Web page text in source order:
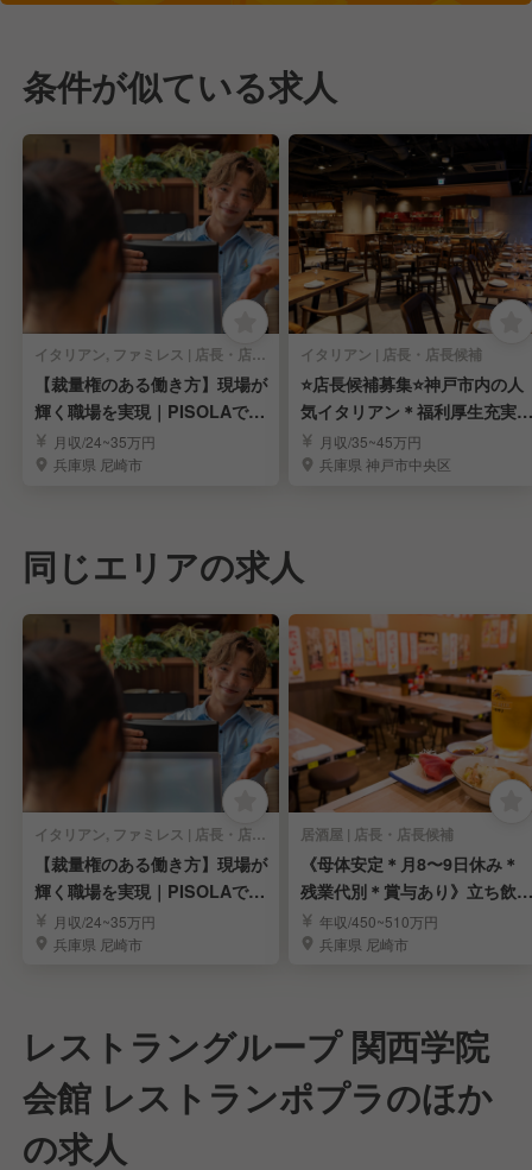
条件が似ている求人
イタリアン, ファミレス | 店長・店長候補
【裁量権のある働き方】現場が
輝く職場を実現｜PISOLAで店
長候補募集
月収/24~35万円
兵庫県 尼崎市
イタリアン | 店長・店長候補
⭐️店長候補募集⭐️神戸市内の人
気イタリアン＊福利厚生充実＊
豊富なキャリア
月収/35~45万円
兵庫県 神戸市中央区
同じエリアの求人
イタリアン, ファミレス | 店長・店長候補
【裁量権のある働き方】現場が
輝く職場を実現｜PISOLAで店
長候補募集
月収/24~35万円
兵庫県 尼崎市
居酒屋 | 店長・店長候補
《母体安定＊月8〜9日休み＊
残業代別＊賞与あり》立ち飲み
居酒屋「晩杯屋」
年収/450~510万円
兵庫県 尼崎市
レストラングループ 関西学院
会館 レストランポプラのほか
の求人